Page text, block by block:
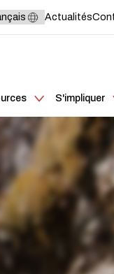
Actualités
S'impliquer